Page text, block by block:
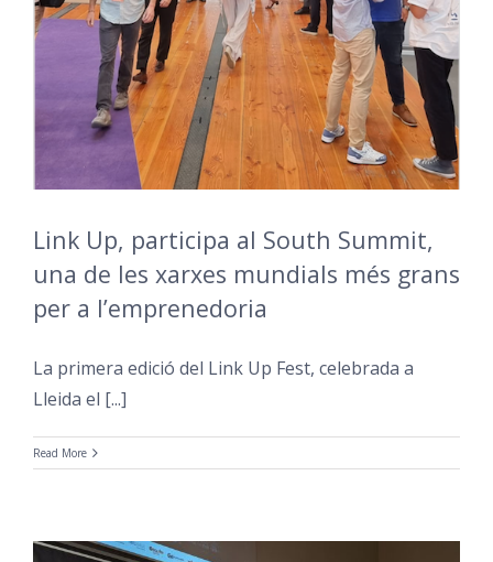
Link Up, participa al South Summit,
una de les xarxes mundials més grans
per a l’emprenedoria
La primera edició del Link Up Fest, celebrada a
Lleida el [...]
Read More